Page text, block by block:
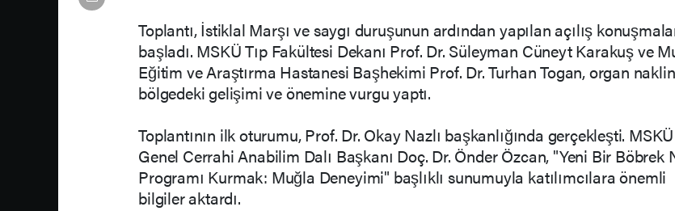
Toplantı, İstiklal Marşı ve saygı duruşunun ardından yapılan açılış
başladı. MSKÜ Tıp Fakültesi Dekanı Prof. Dr. Süleyman Cüneyt Karakuş ve
Eğitim ve Araştırma Hastanesi Başhekimi Prof. Dr. Turhan Togan, organ
bölgedeki gelişimi ve önemine vurgu yaptı.
Toplantının ilk oturumu, Prof. Dr. Okay Nazlı başkanlığında gerçekleşti. MSKÜ
Genel Cerrahi Anabilim Dalı Başkanı Doç. Dr. Önder Özcan, "Yeni Bir Böbrek
Programı Kurmak: Muğla Deneyimi" başlıklı sunumuyla katılımcılara önemli
bilgiler aktardı.